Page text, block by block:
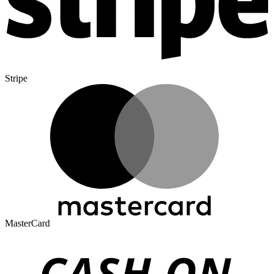
Stripe
MasterCard